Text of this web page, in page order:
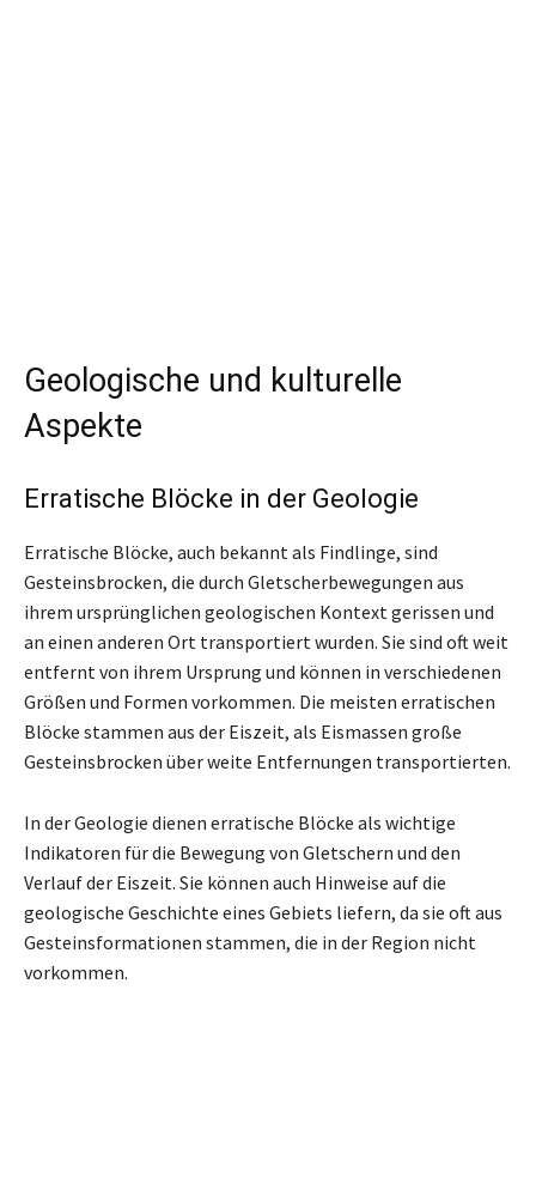
Geologische und kulturelle
Aspekte
Erratische Blöcke in der Geologie
Erratische Blöcke, auch bekannt als Findlinge, sind
Gesteinsbrocken, die durch Gletscherbewegungen aus
ihrem ursprünglichen geologischen Kontext gerissen und
an einen anderen Ort transportiert wurden. Sie sind oft weit
entfernt von ihrem Ursprung und können in verschiedenen
Größen und Formen vorkommen. Die meisten erratischen
Blöcke stammen aus der Eiszeit, als Eismassen große
Gesteinsbrocken über weite Entfernungen transportierten.
In der Geologie dienen erratische Blöcke als wichtige
Indikatoren für die Bewegung von Gletschern und den
Verlauf der Eiszeit. Sie können auch Hinweise auf die
geologische Geschichte eines Gebiets liefern, da sie oft aus
Gesteinsformationen stammen, die in der Region nicht
vorkommen.